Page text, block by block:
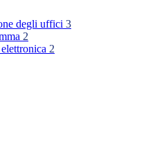
degli uffici 3
2
2